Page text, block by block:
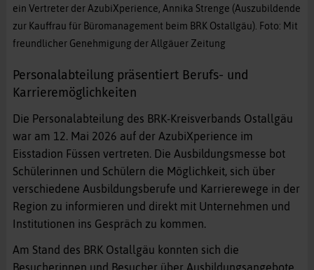
ein Vertreter der AzubiXperience, Annika Strenge (Auszubildende
zur Kauffrau für Büromanagement beim BRK Ostallgäu). Foto: Mit
freundlicher Genehmigung der Allgäuer Zeitung
Personalabteilung präsentiert Berufs- und
Karrieremöglichkeiten
Die Personalabteilung des BRK-Kreisverbands Ostallgäu
war am 12. Mai 2026 auf der AzubiXperience im
Eisstadion Füssen vertreten. Die Ausbildungsmesse bot
Schülerinnen und Schülern die Möglichkeit, sich über
verschiedene Ausbildungsberufe und Karrierewege in der
Region zu informieren und direkt mit Unternehmen und
Institutionen ins Gespräch zu kommen.
Am Stand des BRK Ostallgäu konnten sich die
Besucherinnen und Besucher über Ausbildungsangebote,